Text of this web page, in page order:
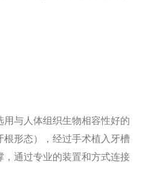
与人体组织生物相容性好的
形态），经过手术植入牙槽
通过专业的装置和方式连接